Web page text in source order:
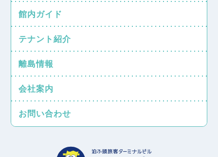
館内ガイド
テナント紹介
離島情報
会社案内
お問い合わせ